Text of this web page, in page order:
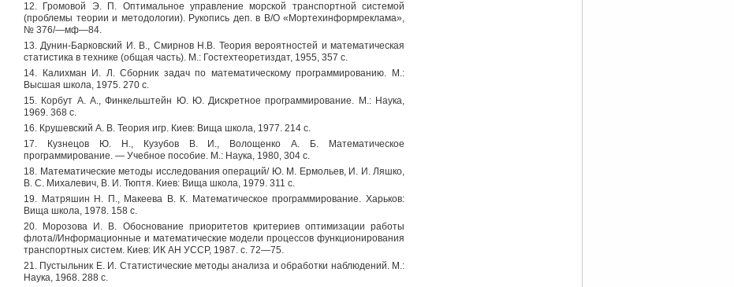
12. Громовой Э. П. Оптимальное управление морской транспортной системой
(проблемы теории и методологии). Рукопись деп. в В/О «Мортехинформреклама»,
№ 376/—мф—84.
13. Дунин-Барковский И. В., Смирнов Н.В. Теория вероятностей и математическая
статистика в технике (общая часть). М.: Гостехтеоретиздат, 1955, 357 с.
14. Калихман И. Л. Сборник задач по математическому программированию. М.:
Высшая школа, 1975. 270 с.
15. Корбут А. А., Финкельштейн Ю. Ю. Дискретное программирование. М.: Наука,
1969. 368 с.
16. Крушевский А. В. Теория игр. Киев: Вища школа, 1977. 214 с.
17. Кузнецов Ю. Н., Кузубов В. И., Волощенко А. Б. Математическое
программирование. — Учебное пособие. М.: Наука, 1980, 304 с.
18. Математические методы исследования операций/ Ю. М. Ермольев, И. И. Ляшко,
В. С. Михалевич, В. И. Тюптя. Киев: Вища школа, 1979. 311 с.
19. Матряшин Н. П., Макеева В. К. Математическое программирование. Харьков:
Вища школа, 1978. 158 с.
20. Морозова И. В. Обоснование приоритетов критериев оптимизации работы
флота//Информационные и математические модели процессов функционирования
транспортных систем. Киев: ИК АН УССР, 1987. с. 72—75.
21. Пустыльник Е. И. Статистические методы анализа и обработки наблюдений. М.:
Наука, 1968. 288 с.